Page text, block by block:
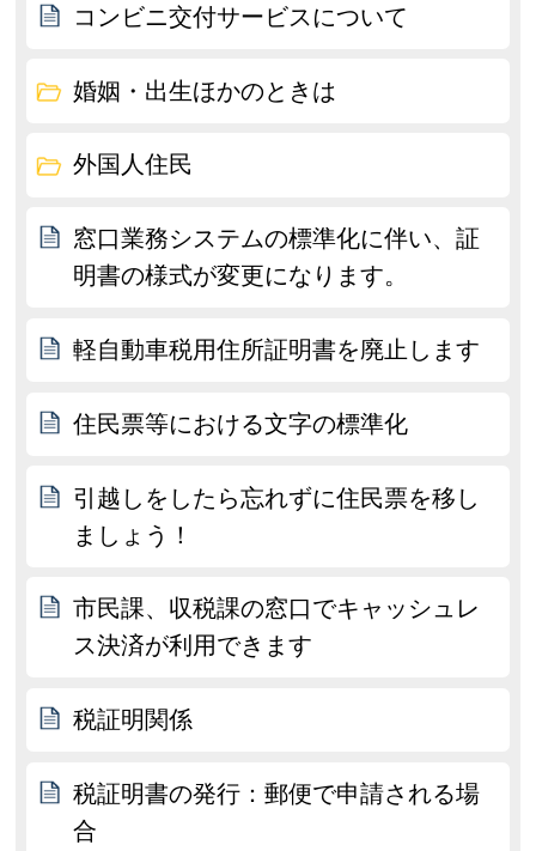
コンビニ交付サービスについて
婚姻・出生ほかのときは
外国人住民
窓口業務システムの標準化に伴い、証
明書の様式が変更になります。
軽自動車税用住所証明書を廃止します
住民票等における文字の標準化
引越しをしたら忘れずに住民票を移し
ましょう！
市民課、収税課の窓口でキャッシュレ
ス決済が利用できます
税証明関係
税証明書の発行：郵便で申請される場
合